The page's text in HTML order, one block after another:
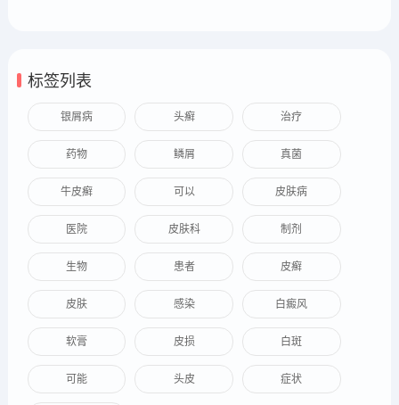
标签列表
银屑病 头癣 治疗
药物 鳞屑 真菌
牛皮癣 可以 皮肤病
医院 皮肤科 制剂
生物 患者 皮癣
皮肤 感染 白癜风
软膏 皮损 白斑
可能 头皮 症状